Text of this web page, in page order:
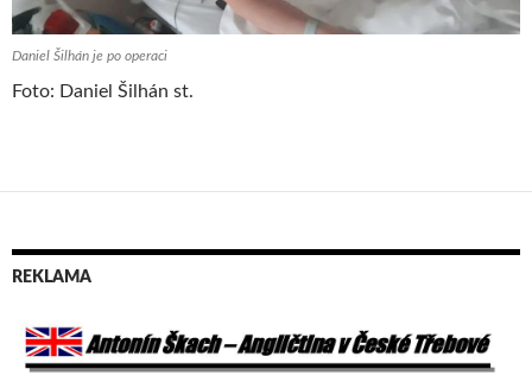
Daniel Šilhán je po operaci
Foto: Daniel Šilhán st.
REKLAMA